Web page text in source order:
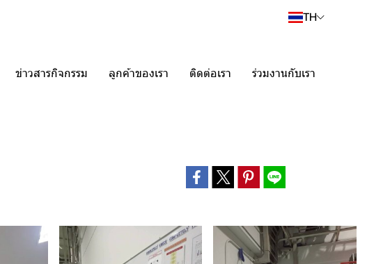
TH
ข่าวสารกิจกรรม ลูกค้าของเรา ติดต่อเรา ร่วมงานกับเรา